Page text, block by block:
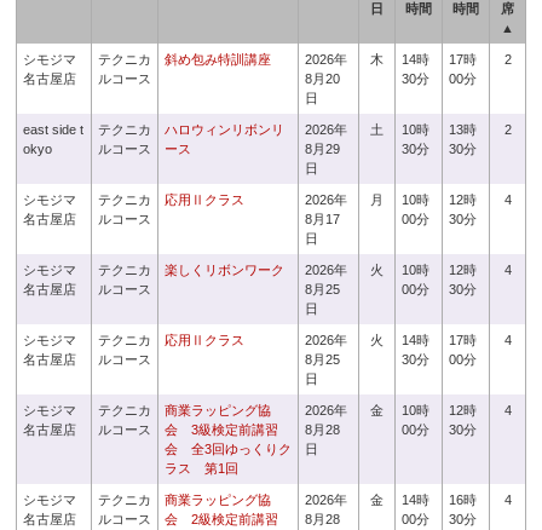
日
時間
時間
席
▲
シモジマ
名古屋店
テクニカ
ルコース
斜め包み特訓講座
2026年
8月20
日
木
14時
30分
17時
00分
2
east side t
okyo
テクニカ
ルコース
ハロウィンリボンリ
ース
2026年
8月29
日
土
10時
30分
13時
30分
2
シモジマ
名古屋店
テクニカ
ルコース
応用Ⅱクラス
2026年
8月17
日
月
10時
00分
12時
30分
4
シモジマ
名古屋店
テクニカ
ルコース
楽しくリボンワーク
2026年
8月25
日
火
10時
00分
12時
30分
4
シモジマ
名古屋店
テクニカ
ルコース
応用Ⅱクラス
2026年
8月25
日
火
14時
30分
17時
00分
4
シモジマ
名古屋店
テクニカ
ルコース
商業ラッピング協
会 3級検定前講習
会 全3回ゆっくりク
ラス 第1回
2026年
8月28
日
金
10時
00分
12時
30分
4
シモジマ
名古屋店
テクニカ
ルコース
商業ラッピング協
会 2級検定前講習
2026年
8月28
金
14時
00分
16時
30分
4